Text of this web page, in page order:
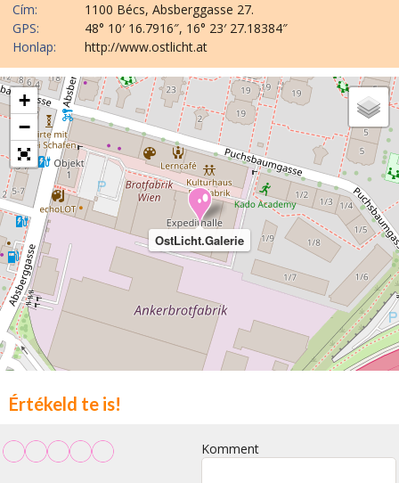
Cím:
1100 Bécs, Absberggasse 27.
GPS:
48° 10′ 16.7916″, 16° 23′ 27.18384″
Honlap:
http://www.ostlicht.at
OstLicht.Galerie
+
−
Értékeld te is!
Komment